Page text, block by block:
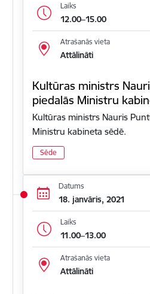
Laiks
12.00–15.00
Atrašanās vieta
Attālināti
Kultūras ministrs
piedalās Ministru
Kultūras ministrs Nauris
Ministru kabineta sēdē.
Sēde
Datums
18. janvāris, 2021
Laiks
11.00–13.00
Atrašanās vieta
Attālināti